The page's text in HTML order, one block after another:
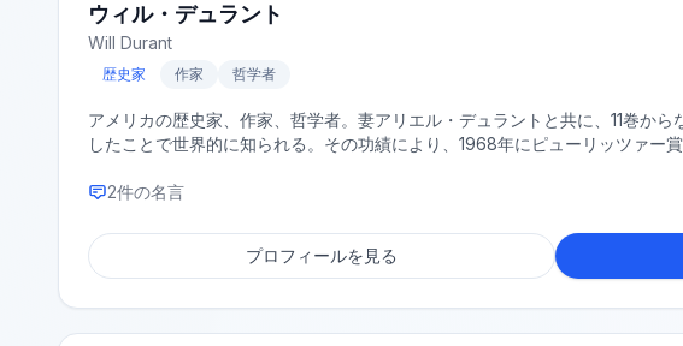
ウィル・デュラント
Will Durant
歴史家 作家 哲学者
アメリカの歴史家、作家、哲学者。妻アリエル・デュラントと共に、11巻か
したことで世界的に知られる。その功績により、1968年にピューリッツァー賞
2件の名言
プロフィールを見る